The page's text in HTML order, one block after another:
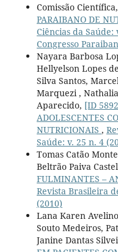
Comissão Científica,
PARAIBANO DE
Ciências da Saúde:
Congresso
Nayara Barbosa
Hellyelson Lopes
Silva Santos,
Marquezi ,
Aparecido, [ID
ADOLESCENTES
NUTRICIONAIS ,
Saúde: v. 25 n. 4
Tomas Catão
Beltrão Paiva
FULMINANTES –
Revista Brasileira
(2010)
Lana Karen
Souto Medeiros,
Janine Dantas